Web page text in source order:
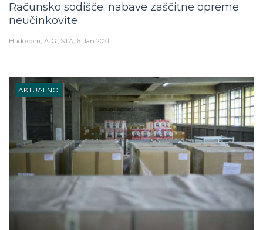
Računsko sodišče: nabave zaščitne opreme
neučinkovite
Hudo.com A. G., STA 6. Jan 2021
AKTUALNO